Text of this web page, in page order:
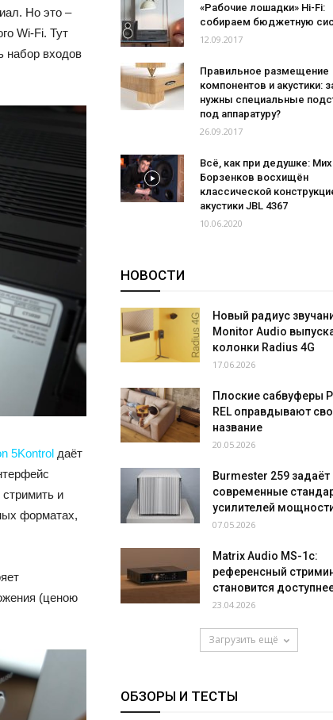
Но это –
Wi-Fi. Тут
набор входов
5Kontro‪l‬ даёт
и
форматах,
(ценою
«Рабочие лошадки» Hi-Fi:
собираем бюджетную
12.09.2017
Правильное размещение
компонентов и акустики:
нужны специальные
под аппаратуру?
26.09.2017
Всё, как при дедушке:
Борзенков восхищён
классической
акустики JBL 4367
10.06.2020
НОВОСТИ
Новый радиус
Monitor Audio
колонки Radius 4G
17.06.2026
Плоские сабвуферы
REL оправдывают
название
20.05.2026
Burmester 259 задаёт
современные
усилителей
07.05.2026
Matrix Audio MS-1c:
референсный
становится
23.04.2026
Загрузить ещё
ОБЗОРЫ И ТЕСТЫ